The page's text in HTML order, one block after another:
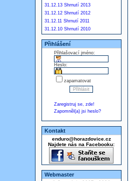
31.12.13 Shrnutí 2013
31.12.12 Shrnutí 2012
31.12.11 Shrnutí 2011
31.12.10 Shrnutí 2010
Přihlášení
Přihlašovací jméno:
Heslo:
zapamatovat
Zaregistruj se, zde!
Zapomněl(a) jsi heslo?
Kontakt
enduro@horazdovice.cz
Najdete nás na Facebooku:
Webmaster